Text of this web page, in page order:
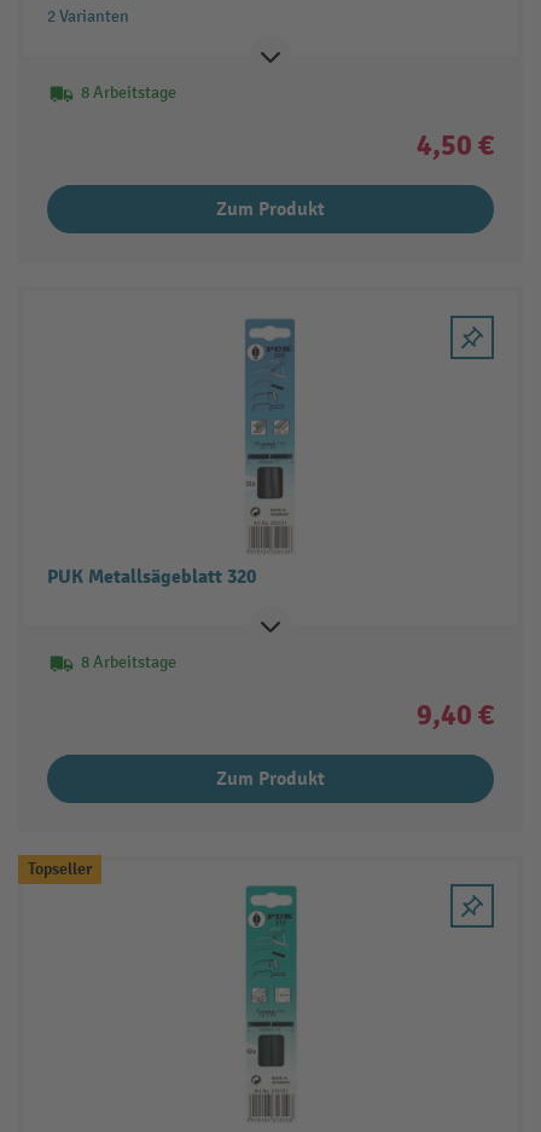
2 Varianten
8 Arbeitstage
4,50 €
Zum Produkt
PUK Metallsägeblatt 320
8 Arbeitstage
9,40 €
Zum Produkt
Topseller